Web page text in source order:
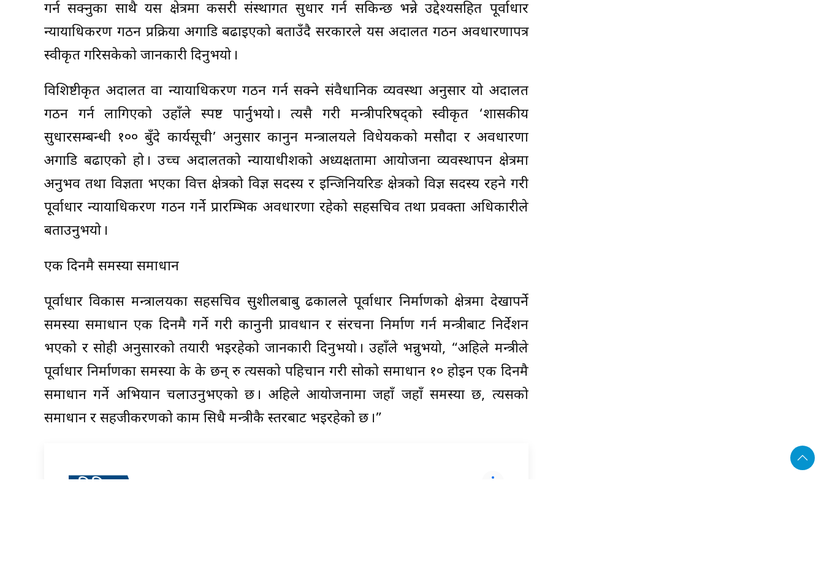
गर्न सक्नुका साथै यस क्षेत्रमा कसरी संस्थागत सुधार गर्न सकिन्छ भन्ने उद्देश्यसहित पूर्वाधार
न्यायाधिकरण गठन प्रक्रिया अगाडि बढाइएको बताउँदै सरकारले यस अदालत गठन अवधारणापत्र
स्वीकृत गरिसकेको जानकारी दिनुभयो ।
विशिष्टीकृत अदालत वा न्यायाधिकरण गठन गर्न सक्ने संवैधानिक व्यवस्था अनुसार यो अदालत
गठन गर्न लागिएको उहाँले स्पष्ट पार्नुभयो । त्यसै गरी मन्त्रीपरिषद्को स्वीकृत ‘शासकीय
सुधारसम्बन्धी १०० बुँदे कार्यसूची’ अनुसार कानुन मन्त्रालयले विधेयकको मसौदा र अवधारणा
अगाडि बढाएको हो । उच्च अदालतको न्यायाधीशको अध्यक्षतामा आयोजना व्यवस्थापन क्षेत्रमा
अनुभव तथा विज्ञता भएका वित्त क्षेत्रको विज्ञ सदस्य र इन्जिनियरिङ क्षेत्रको विज्ञ सदस्य रहने गरी
पूर्वाधार न्यायाधिकरण गठन गर्ने प्रारम्भिक अवधारणा रहेको सहसचिव तथा प्रवक्ता अधिकारीले
बताउनुभयो ।
एक दिनमै समस्या समाधान
पूर्वाधार विकास मन्त्रालयका सहसचिव सुशीलबाबु ढकालले पूर्वाधार निर्माणको क्षेत्रमा देखापर्ने
समस्या समाधान एक दिनमै गर्ने गरी कानुनी प्रावधान र संरचना निर्माण गर्न मन्त्रीबाट निर्देशन
भएको र सोही अनुसारको तयारी भइरहेको जानकारी दिनुभयो । उहाँले भन्नुभयो, “अहिले मन्त्रीले
पूर्वाधार निर्माणका समस्या के के छन् रु त्यसको पहिचान गरी सोको समाधान १० होइन एक दिनमै
समाधान गर्ने अभियान चलाउनुभएको छ । अहिले आयोजनामा जहाँ जहाँ समस्या छ, त्यसको
समाधान र सहजीकरणको काम सिधै मन्त्रीकै स्तरबाट भइरहेको छ ।”